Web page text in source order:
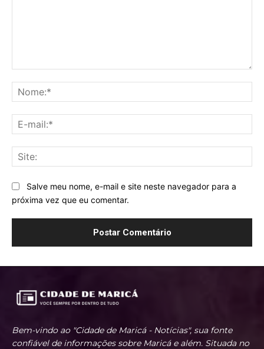
Salve meu nome, e-mail e site neste navegador para a
próxima vez que eu comentar.
Bem-vindo ao "Cidade de Maricá - Notícias", sua fonte
confiável de informações sobre Maricá e além. Situada no